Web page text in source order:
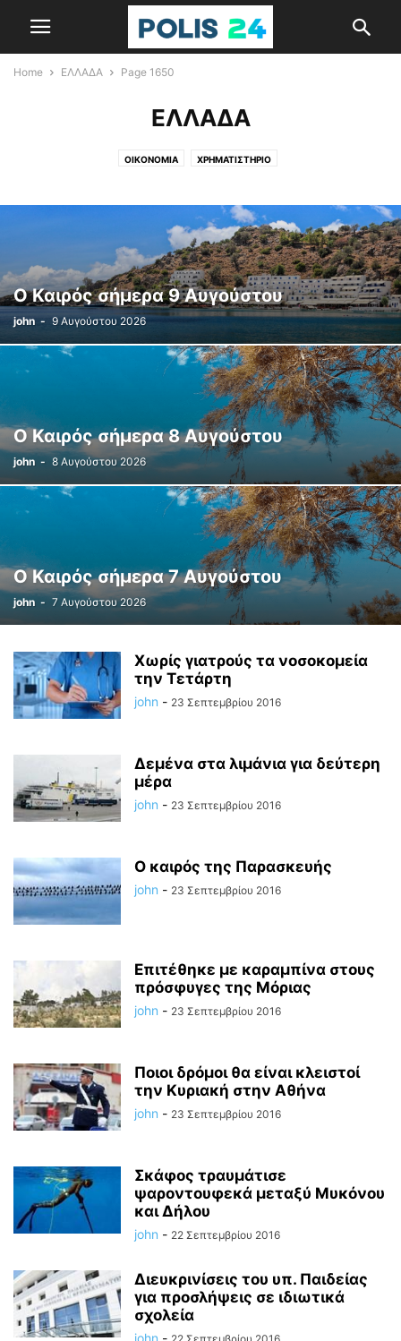
Home ΕΛΛΑΔΑ Page 1650
ΕΛΛΑΔΑ
ΟΙΚΟΝΟΜΙΑ ΧΡΗΜΑΤΙΣΤΗΡΙΟ
Ο Καιρός σήμερα 9 Αυγούστου
john - 9 Αυγούστου 2026
Ο Καιρός σήμερα 8 Αυγούστου
john - 8 Αυγούστου 2026
Ο Καιρός σήμερα 7 Αυγούστου
john - 7 Αυγούστου 2026
Χωρίς γιατρούς τα νοσοκομεία
την Τετάρτη
john - 23 Σεπτεμβρίου 2016
Δεμένα στα λιμάνια για δεύτερη
μέρα
john - 23 Σεπτεμβρίου 2016
Ο καιρός της Παρασκευής
john - 23 Σεπτεμβρίου 2016
Επιτέθηκε με καραμπίνα στους
πρόσφυγες της Μόριας
john - 23 Σεπτεμβρίου 2016
Ποιοι δρόμοι θα είναι κλειστοί
την Κυριακή στην Αθήνα
john - 23 Σεπτεμβρίου 2016
Σκάφος τραυμάτισε
ψαροντουφεκά μεταξύ Μυκόνου
και Δήλου
john - 22 Σεπτεμβρίου 2016
Διευκρινίσεις του υπ. Παιδείας
για προσλήψεις σε ιδιωτικά
σχολεία
john -